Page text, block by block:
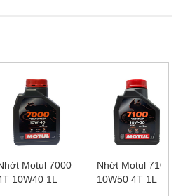
Motul 7000
10W40 1L
Nhớt Motul 7100
10W50 4T 1L